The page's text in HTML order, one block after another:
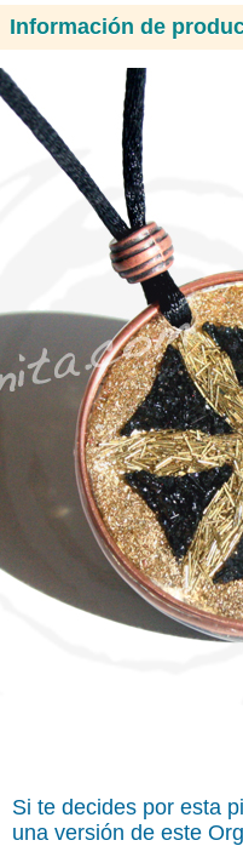
Información de
Si te decides por esta
una versión de este